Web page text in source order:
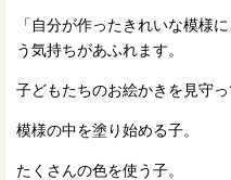
「自分が作ったきれいな模様
う気持ちがあふれます。
子どもたちのお絵かきを見守
模様の中を塗り始める子。
たくさんの色を使う子。